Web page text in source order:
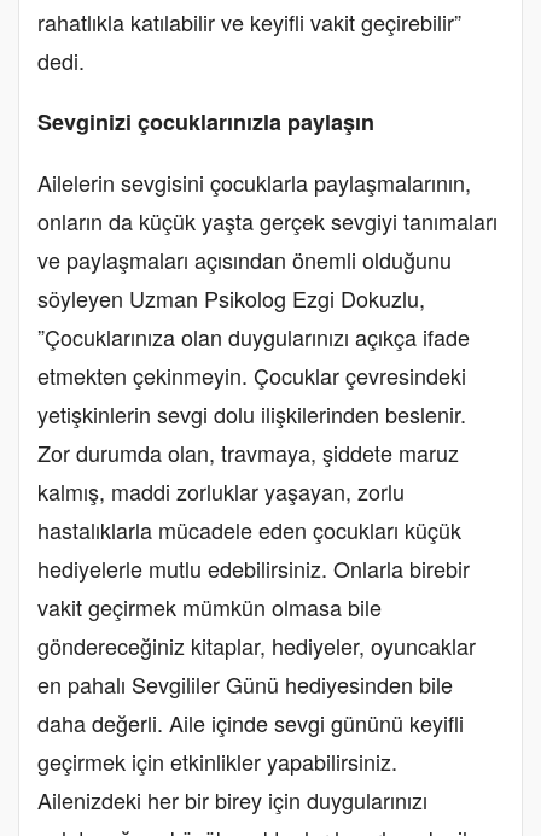
rahatlıkla katılabilir ve keyifli vakit geçirebilir”
dedi.
Sevginizi çocuklarınızla paylaşın
Ailelerin sevgisini çocuklarla paylaşmalarının,
onların da küçük yaşta gerçek sevgiyi tanımaları
ve paylaşmaları açısından önemli olduğunu
söyleyen Uzman Psikolog Ezgi Dokuzlu,
”Çocuklarınıza olan duygularınızı açıkça ifade
etmekten çekinmeyin. Çocuklar çevresindeki
yetişkinlerin sevgi dolu ilişkilerinden beslenir.
Zor durumda olan, travmaya, şiddete maruz
kalmış, maddi zorluklar yaşayan, zorlu
hastalıklarla mücadele eden çocukları küçük
hediyelerle mutlu edebilirsiniz. Onlarla birebir
vakit geçirmek mümkün olmasa bile
göndereceğiniz kitaplar, hediyeler, oyuncaklar
en pahalı Sevgililer Günü hediyesinden bile
daha değerli. Aile içinde sevgi gününü keyifli
geçirmek için etkinlikler yapabilirsiniz.
Ailenizdeki her bir birey için duygularınızı